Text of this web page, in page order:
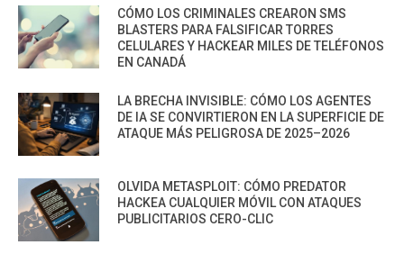
CÓMO LOS CRIMINALES CREARON SMS
BLASTERS PARA FALSIFICAR TORRES
CELULARES Y HACKEAR MILES DE TELÉFONOS
EN CANADÁ
LA BRECHA INVISIBLE: CÓMO LOS AGENTES
DE IA SE CONVIRTIERON EN LA SUPERFICIE DE
ATAQUE MÁS PELIGROSA DE 2025–2026
OLVIDA METASPLOIT: CÓMO PREDATOR
HACKEA CUALQUIER MÓVIL CON ATAQUES
PUBLICITARIOS CERO-CLIC